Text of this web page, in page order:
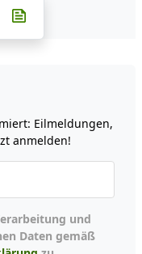
Whatsapp
auf Telegram
teilen
auf X
Eilmeldungen,
anmelden!
Daten gemäß